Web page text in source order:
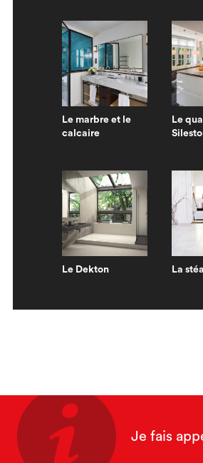
Le marbre et le
calcaire
Le
Le Dekton La
Je fais